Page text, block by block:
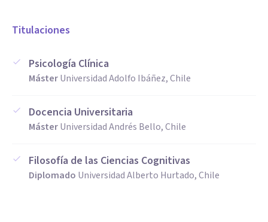
Titulaciones
Psicología Clínica
MásterUniversidad Adolfo Ibáñez, Chile
Docencia Universitaria
MásterUniversidad Andrés Bello, Chile
Filosofía de las Ciencias Cognitivas
Diplomado Universidad Alberto Hurtado, Chile